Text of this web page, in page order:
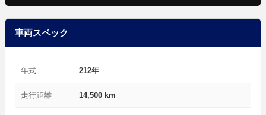
車両スペック
年式 212年
走行距離 14,500 km